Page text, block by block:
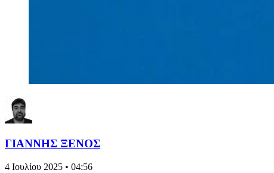
ΓΙΑΝΝΗΣ ΞΕΝΟΣ
4 Ιουλίου 2025 • 04:56